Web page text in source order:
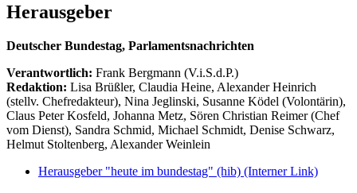
Herausgeber
Deutscher Bundestag, Parlamentsnachrichten
Verantwortlich: Frank Bergmann (V.i.S.d.P.)
Redaktion: Lisa Brüßler, Claudia Heine, Alexander Heinrich
(stellv. Chefredakteur), Nina Jeglinski, Susanne Ködel (Volontärin),
Claus Peter Kosfeld, Johanna Metz, Sören Christian Reimer (Chef
vom Dienst), Sandra Schmid, Michael Schmidt, Denise Schwarz,
Helmut Stoltenberg, Alexander Weinlein
Herausgeber "heute im bundestag" (hib) (Interner Link)